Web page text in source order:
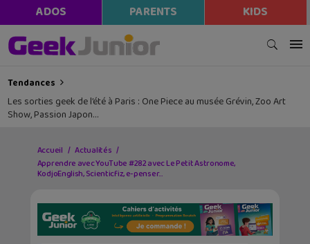
ADOS PARENTS KIDS
Tendances
Les sorties geek de l’été à Paris : One Piece au musée Grévin, Zoo Art
Show, Passion Japon…
Accueil
Actualités
Apprendre avec YouTube #282 avec Le Petit Astronome,
KodjoEnglish, Scienticfiz, e-penser…